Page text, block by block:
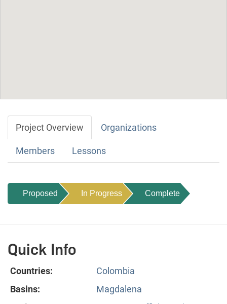
Project Overview Organizations
Members Lessons
Proposed In Progress Complete
Quick Info
Countries:
Colombia
Basins:
Magdalena